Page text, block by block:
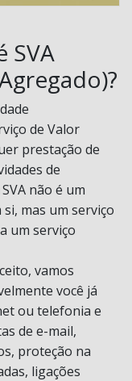
SVA
de Valor
prestação de
de
não é um
mas um serviço
um serviço
vamos
você já
ou telefonia e
de e-mail,
proteção na
ligações